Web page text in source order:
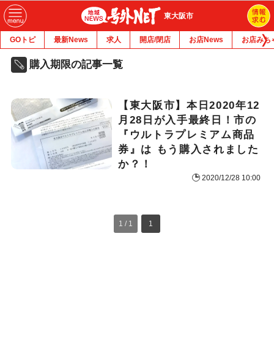
東大阪市
GOトピ 最新News 求人 開店/閉店 お店News お店みち
購入期限の記事一覧
【東大阪市】本日2020年12
月28日が入手最終日！市の
『ウルトラプレミアム商品
券』は もう購入されました
か？！
2020/12/28 10:00
1 / 1 1